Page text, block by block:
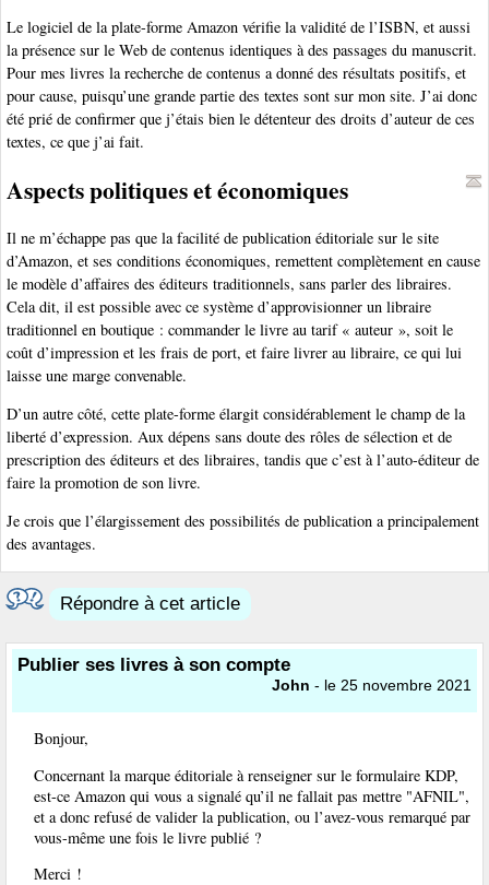
Le logiciel de la plate-forme Amazon vérifie la validité de l’ISBN, et aussi
la présence sur le Web de contenus identiques à des passages du manuscrit.
Pour mes livres la recherche de contenus a donné des résultats positifs, et
pour cause, puisqu’une grande partie des textes sont sur mon site. J’ai donc
été prié de confirmer que j’étais bien le détenteur des droits d’auteur de ces
textes, ce que j’ai fait.
Aspects politiques et économiques
Il ne m’échappe pas que la facilité de publication éditoriale sur le site
d’Amazon, et ses conditions économiques, remettent complètement en cause
le modèle d’affaires des éditeurs traditionnels, sans parler des libraires.
Cela dit, il est possible avec ce système d’approvisionner un libraire
traditionnel en boutique : commander le livre au tarif « auteur », soit le
coût d’impression et les frais de port, et faire livrer au libraire, ce qui lui
laisse une marge convenable.
D’un autre côté, cette plate-forme élargit considérablement le champ de la
liberté d’expression. Aux dépens sans doute des rôles de sélection et de
prescription des éditeurs et des libraires, tandis que c’est à l’auto-éditeur de
faire la promotion de son livre.
Je crois que l’élargissement des possibilités de publication a principalement
des avantages.
Répondre à cet article
Publier ses livres à son compte
John - le 25 novembre 2021
Bonjour,
Concernant la marque éditoriale à renseigner sur le formulaire KDP,
est-ce Amazon qui vous a signalé qu’il ne fallait pas mettre "AFNIL",
et a donc refusé de valider la publication, ou l’avez-vous remarqué par
vous-même une fois le livre publié ?
Merci !